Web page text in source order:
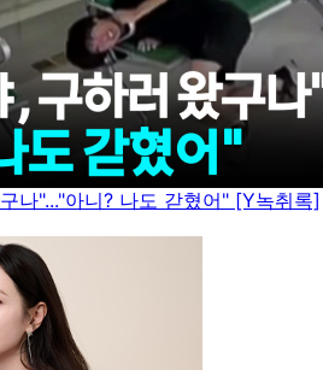
나"..."아니? 나도 갇혔어" [Y녹취록]